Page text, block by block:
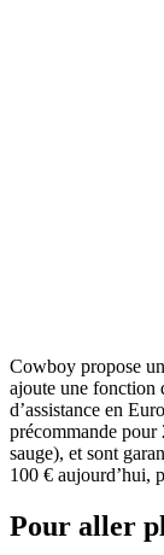
Cowboy propose
ajoute une fonction
d’assistance en
précommande pour
sauge), et sont
100 € aujourd’hui,
Pour aller